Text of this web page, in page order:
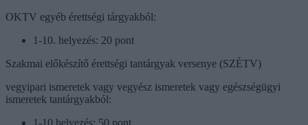
OKTV egyéb érettségi tárgyakból:
1-10. helyezés: 20 pont
Szakmai előkészítő érettségi tantárgyak versenye (SZÉTV)
vegyipari ismeretek vagy vegyész ismeretek vagy egészségügyi
ismeretek tantárgyakból:
1-10.helyezés: 50 pont